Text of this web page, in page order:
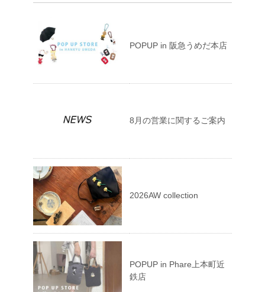
POPUP in 阪急うめだ本店
8月の営業に関するご案内
2026AW collection
POPUP in Phare上本町近
鉄店